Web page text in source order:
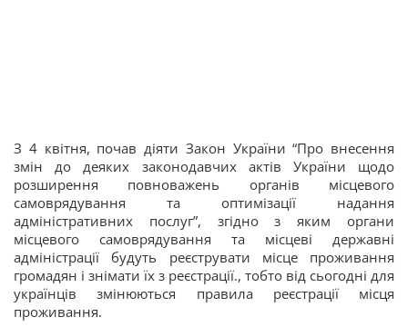
З 4 квітня, почав діяти Закон України “Про внесення
змін до деяких законодавчих актів України щодо
розширення повноважень органів місцевого
самоврядування та оптимізації надання
адміністративних послуг”, згідно з яким органи
місцевого самоврядування та місцеві державні
адміністрації будуть реєструвати місце проживання
громадян і знімати їх з реєстрації., тобто від сьогодні для
українців змінюються правила реєстрації місця
проживання.